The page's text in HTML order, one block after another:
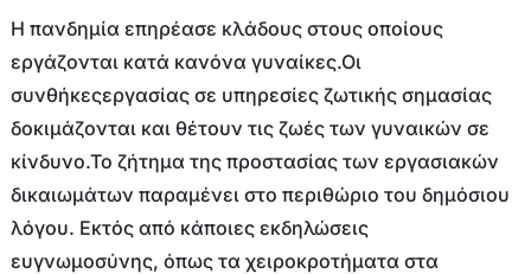
Η πανδημία επηρέασε κλάδους στους οποίους
εργάζονται κατά κανόνα γυναίκες.Οι
συνθήκεςεργασίας σε υπηρεσίες ζωτικής σημασίας
δοκιμάζονται και θέτουν τις ζωές των γυναικών σε
κίνδυνο.Το ζήτημα της προστασίας των εργασιακών
δικαιωμάτων παραμένει στο περιθώριο του δημόσιου
λόγου. Εκτός από κάποιες εκδηλώσεις
ευγνωμοσύνης, όπως τα χειροκροτήματα στα